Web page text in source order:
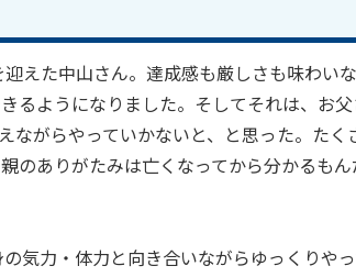
えた中山さん。達成感も厳しさも味わい
るようになりました。そしてそれは、お父
ながらやっていかないと、と思った。たく
のありがたみは亡くなってから分かるもん
気力・体力と向き合いながらゆっくりや